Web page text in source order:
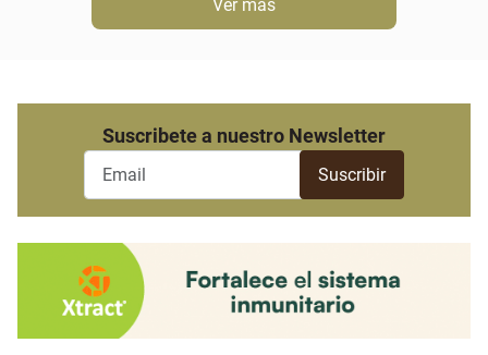
Ver más
Suscribete a nuestro Newsletter